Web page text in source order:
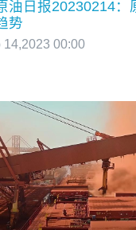
油日报20230214：
势
14,2023 00:00